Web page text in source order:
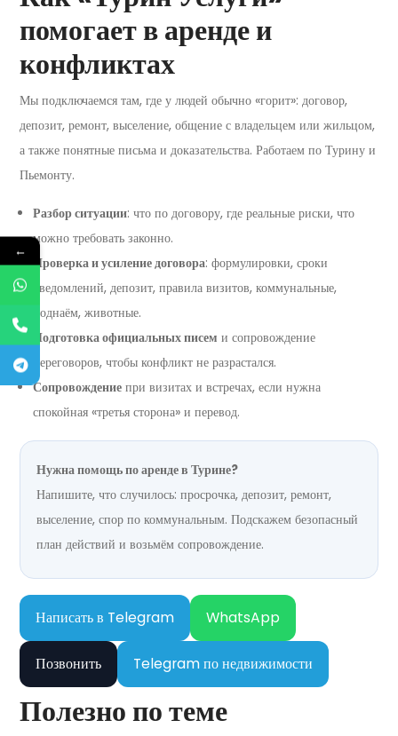
помогает в аренде и
конфликтах
Мы подключаемся там, где у людей обычно «горит»: договор,
депозит, ремонт, выселение, общение с владельцем или жильцом,
а также понятные письма и доказательства. Работаем по Турину и
Пьемонту.
Разбор ситуации: что по договору, где реальные риски, что
можно требовать законно.
Проверка и усиление договора: формулировки, сроки
уведомлений, депозит, правила визитов, коммунальные,
поднаём, животные.
Подготовка официальных писем и сопровождение
переговоров, чтобы конфликт не разрастался.
Сопровождение при визитах и встречах, если нужна
спокойная «третья сторона» и перевод.
Нужна помощь по аренде в Турине?
Напишите, что случилось: просрочка, депозит, ремонт,
выселение, спор по коммунальным. Подскажем безопасный
план действий и возьмём сопровождение.
Написать в Telegram WhatsApp
Позвонить Telegram по недвижимости
Полезно по теме
←